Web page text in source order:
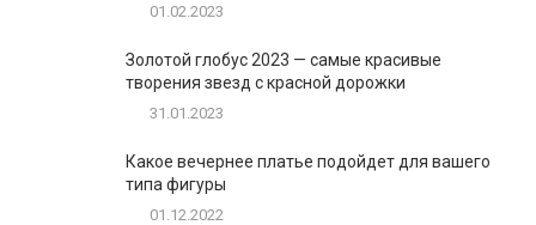
01.02.2023
Золотой глобус 2023 — самые красивые
творения звезд с красной дорожки
31.01.2023
Какое вечернее платье подойдет для вашего
типа фигуры
01.12.2022